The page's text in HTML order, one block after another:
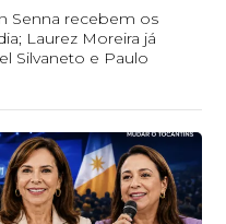
Senna recebem os
Laurez Moreira já
Silvaneto e Paulo